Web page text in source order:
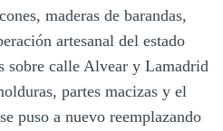
maderas de barandas,
artesanal del estado
sobre calle Alvear y Lamadrid
partes macizas y el
puso a nuevo reemplazando